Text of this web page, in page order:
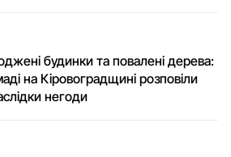
будинки та повалені дерева:
на Кіровоградщині розповіли
негоди